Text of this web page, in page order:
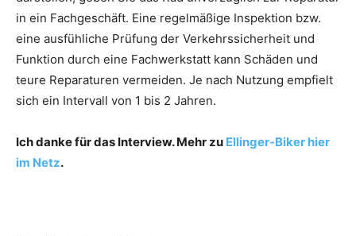
in ein Fachgeschäft. Eine regelmäßige Inspektion bzw.
eine ausfühliche Prüfung der Verkehrssicherheit und
Funktion durch eine Fachwerkstatt kann Schäden und
teure Reparaturen vermeiden. Je nach Nutzung empfielt
sich ein Intervall von 1 bis 2 Jahren.
Ich danke für das Interview. Mehr zu Ellinger-Biker hier
im Netz.